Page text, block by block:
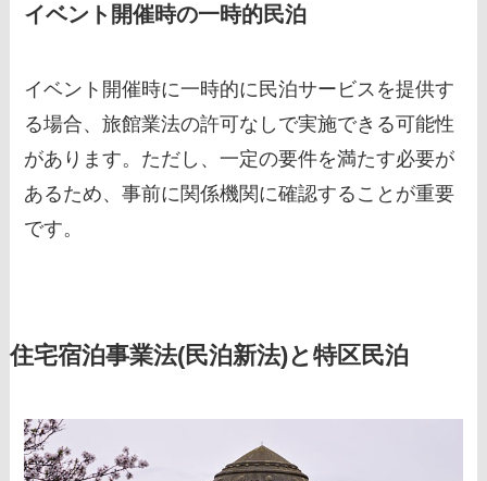
イベント開催時の一時的民泊
イベント開催時に一時的に民泊サービスを提供す
る場合、旅館業法の許可なしで実施できる可能性
があります。ただし、一定の要件を満たす必要が
あるため、事前に関係機関に確認することが重要
です。
住宅宿泊事業法(民泊新法)と特区民泊